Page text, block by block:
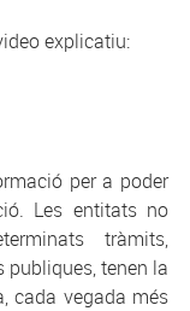
explicatiu:
per a poder
Les entitats no
tràmits,
tenen la
cada vegada més